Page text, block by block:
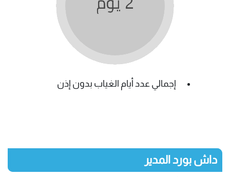
إجمالي عدد أيام الغياب بدون إذن
داش بورد المدير